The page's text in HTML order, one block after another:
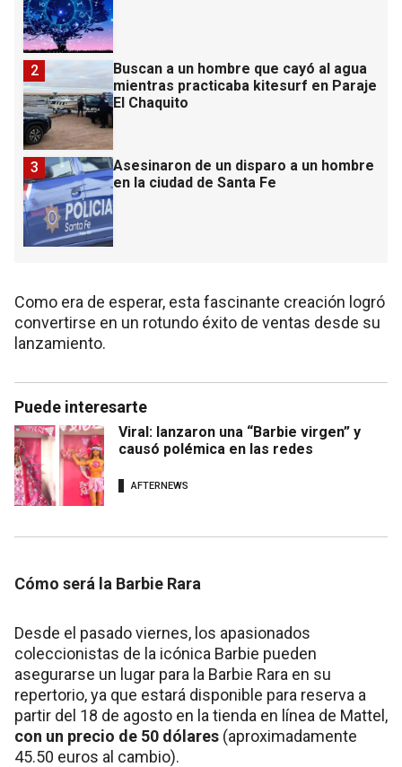
Buscan a un hombre que cayó al agua
mientras practicaba kitesurf en Paraje
El Chaquito
2
Asesinaron de un disparo a un hombre
en la ciudad de Santa Fe
3
Como era de esperar, esta fascinante creación logró
convertirse en un rotundo éxito de ventas desde su
lanzamiento.
Puede interesarte
Viral: lanzaron una “Barbie virgen” y
causó polémica en las redes
AFTERNEWS
Cómo será la Barbie Rara
Desde el pasado viernes, los apasionados
coleccionistas de la icónica Barbie pueden
asegurarse un lugar para la Barbie Rara en su
repertorio, ya que estará disponible para reserva a
partir del 18 de agosto en la tienda en línea de Mattel,
con un precio de 50 dólares (aproximadamente
45.50 euros al cambio).